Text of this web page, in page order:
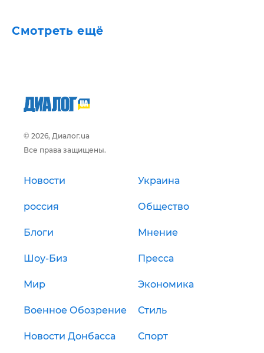
Смотреть ещё
© 2026, Диалог.ua
Все права защищены.
Новости Украина
россия Общество
Блоги Мнение
Шоу-Биз Пресса
Мир Экономика
Военное Обозрение Стиль
Новости Донбасса Спорт